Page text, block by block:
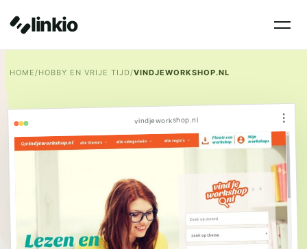
linkio
HOME/HOBBY EN VRIJE TIJD/VINDJEWORKSHOP.NL
vindjeworkshop.nl ⋮